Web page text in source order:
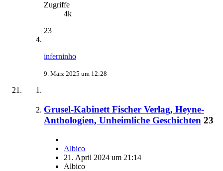
Zugriffe
4k
23
inferninho
9. März 2025 um 12:28
Grusel-Kabinett Fischer Verlag, Heyne-
Anthologien, Unheimliche Geschichten 23
Albico
21. April 2024 um 21:14
Albico